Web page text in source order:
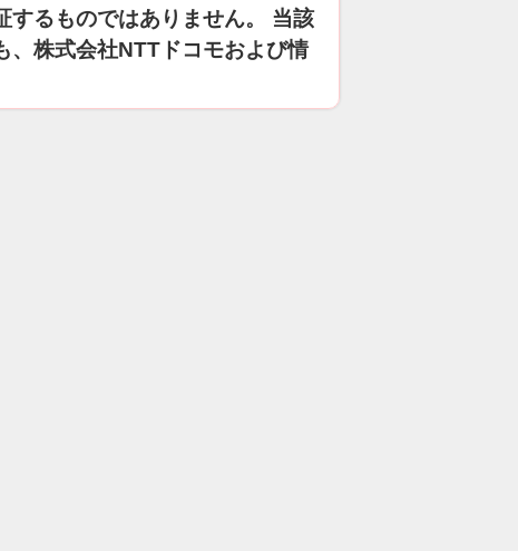
するものではありません。 当該
、株式会社NTTドコモおよび情